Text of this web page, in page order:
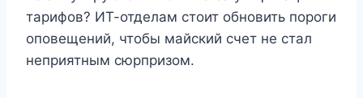
тарифов? ИТ-отделам стоит обновить пороги
оповещений, чтобы майский счет не стал
неприятным сюрпризом.